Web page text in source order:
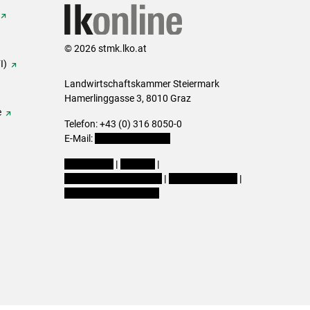
© 2026 stmk.lko.at
Landwirtschaftskammer Steiermark
Hamerlinggasse 3, 8010 Graz
Telefon: +43 (0) 316 8050-0
E-Mail:
|
|
|
|